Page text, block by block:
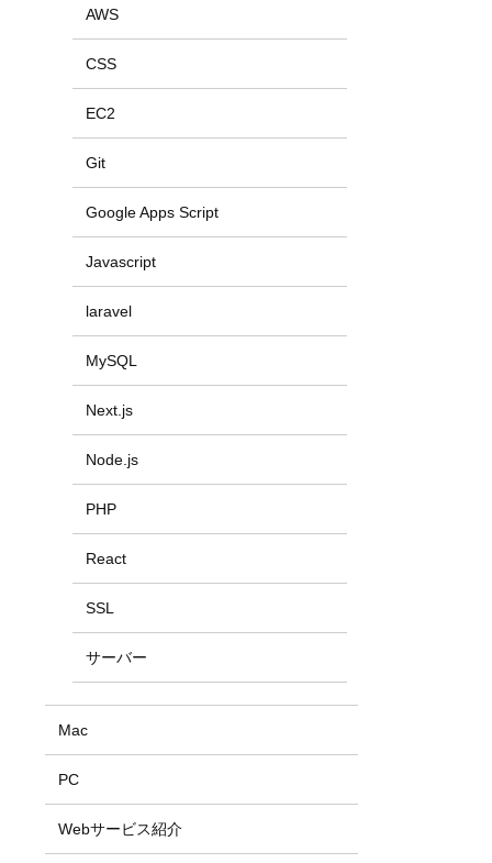
AWS
CSS
EC2
Git
Google Apps Script
Javascript
laravel
MySQL
Next.js
Node.js
PHP
React
SSL
サーバー
Mac
PC
Webサービス紹介